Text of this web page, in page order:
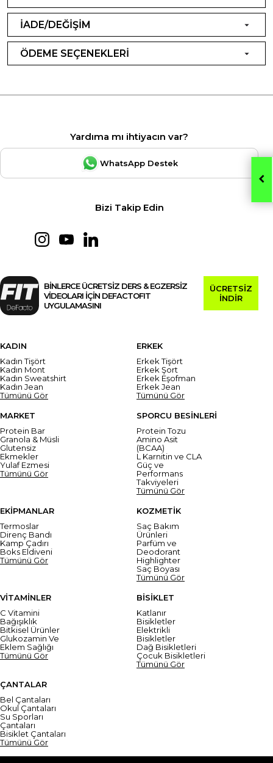
İADE/DEĞİŞİM
ÖDEME SEÇENEKLERİ
Yardıma mı ihtiyacın var?
WhatsApp Destek
Bizi Takip Edin
BİNLERCE ÜCRETSİZ DERS & EGZERSİZ
VİDEOLARI İÇİN DEFACTOFIT
UYGULAMASINI
ÜCRETSİZ
İNDİR
KADIN
Kadın Tişört
Kadın Mont
Kadın Sweatshirt
Kadın Jean
Tümünü Gör
ERKEK
Erkek Tişört
Erkek Şort
Erkek Eşofman
Erkek Jean
Tümünü Gör
MARKET
Protein Bar
Granola & Müsli
Glutensiz
Ekmekler
Yulaf Ezmesi
Tümünü Gör
SPORCU BESİNLERİ
Protein Tozu
Amino Asit
(BCAA)
L Karnitin ve CLA
Güç ve
Performans
Takviyeleri
Tümünü Gör
EKİPMANLAR
Termoslar
Direnç Bandı
Kamp Çadırı
Boks Eldiveni
Tümünü Gör
KOZMETİK
Saç Bakım
Ürünleri
Parfüm ve
Deodorant
Highlighter
Saç Boyası
Tümünü Gör
VİTAMİNLER
C Vitamini
Bağışıklık
Bitkisel Ürünler
Glukozamin Ve
Eklem Sağlığı
Tümünü Gör
BİSİKLET
Katlanır
Bisikletler
Elektrikli
Bisikletler
Dağ Bisikletleri
Çocuk Bisikletleri
Tümünü Gör
ÇANTALAR
Bel Çantaları
Okul Çantaları
Su Sporları
Çantaları
Bisiklet Çantaları
Tümünü Gör